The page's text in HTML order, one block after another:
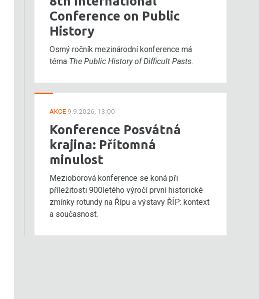
Conference on Public
History
Osmý ročník mezinárodní konference má
téma The Public History of Difficult Pasts.
AKCE 9.9.2026, 13:00
Konference Posvátná
krajina: Přítomná
minulost
Mezioborová konference se koná při
příležitosti 900letého výročí první historické
zmínky rotundy na Řípu a výstavy ŘÍP: kontext
a současnost.